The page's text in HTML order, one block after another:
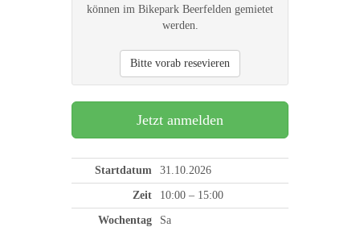
können im Bikepark Beerfelden gemietet
werden.
Bitte vorab resevieren
Jetzt anmelden
Startdatum 31.10.2026
Zeit 10:00 – 15:00
Wochentag Sa